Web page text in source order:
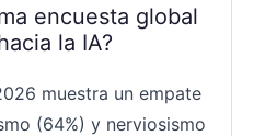
encuesta global
la IA?
muestra un empate
(64%) y nerviosismo